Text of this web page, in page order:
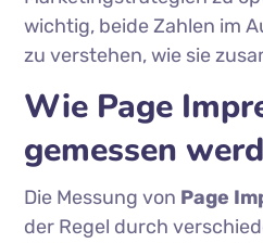
wichtig, beide Zahlen im
zu verstehen, wie sie
Wie Page
gemessen
Die Messung von Page
der Regel durch